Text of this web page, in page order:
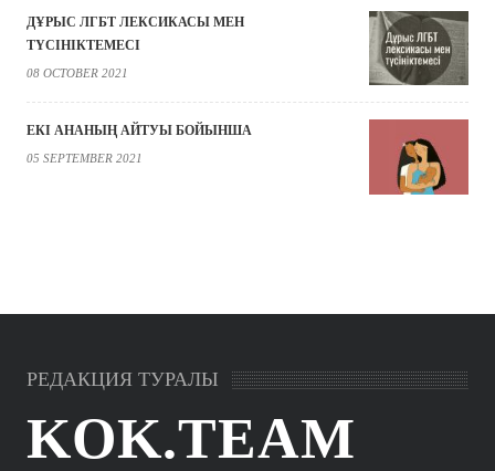
ДҰРЫС ЛГБТ ЛЕКСИКАСЫ МЕН
ТҮСІНІКТЕМЕСІ
08 OCTOBER 2021
ЕКІ АНАНЫҢ АЙТУЫ БОЙЫНША
05 SEPTEMBER 2021
РЕДАКЦИЯ ТУРАЛЫ
KOK.TEAM